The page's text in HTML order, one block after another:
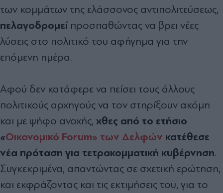
των κομμάτων της ελάσσονος αντιπολιτεύσεως,
πελαγοδρομείπροσπαθώντας να βρει νέες
λύσεις στο πολιτικό του αφήγημα για την
επόμενη ημέρα.
Αφού δεν κατάφερε να πείσει τους άλλους
πολιτικούς αρχηγούς να τον στηρίξουν ακόμη
και με ψήφο ανοχής, χθες από το ετήσιο
«Οικονομικό Forum» των Δελφών κατέθεσε
νέα πρόταση για τετρακομματική κυβέρνηση.
Συγκεκριμένα, απαντώντας σε σχετική ερώτηση,
και εκφράζοντας και τις εκτιμήσεις του, για το